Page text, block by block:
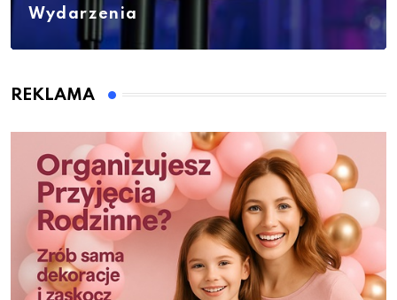
Wydarzenia
REKLAMA